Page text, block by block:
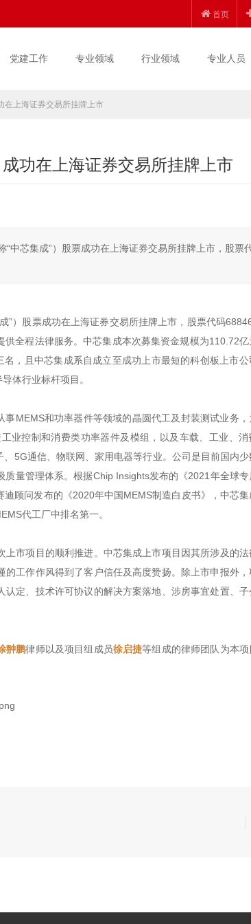
首页
党建工作 专业领域 行业领域 专业人员
在上海证券交易所挂牌上市
功在上海证券交易所挂牌上市
中芯集成”）股票成功在上海证券交易所挂牌上市，股票
”）股票成功在上海证券交易所挂牌上市，股票代码
全程法律服务。中芯集成本次募集资金规模为110.72
，且中芯集成系自成立至成功上市最短的科创板上市公
体行业标杆项目。
MEMS和功率器件等领域的晶圆代工及封装测试业务，
业控制和消费类功率器件及模组，以及车载、工业、消
5G通信、物联网、家用电器等行业。公司是目前国内
量管理体系。根据Chip Insights发布的《2021年全球
顾问发布的《2020年中国MEMS制造白皮书》，中芯
代工厂中排名第一。
市项目的顺利推进。中芯集成上市项目因其所涉及的
工作作风得到了客户信任及高度赞扬。除上市申报外
定、技术许可协议的解决方案落地、涉房事宜处置、
翀鹏律师以及项目组成员徐启捷等组成的律师团队为本项